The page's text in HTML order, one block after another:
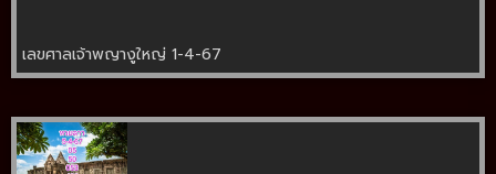
เลขศาลเจ้าพญางูใหญ่ 1-4-67